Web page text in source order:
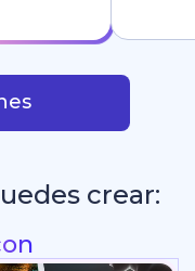
crear:
de logo